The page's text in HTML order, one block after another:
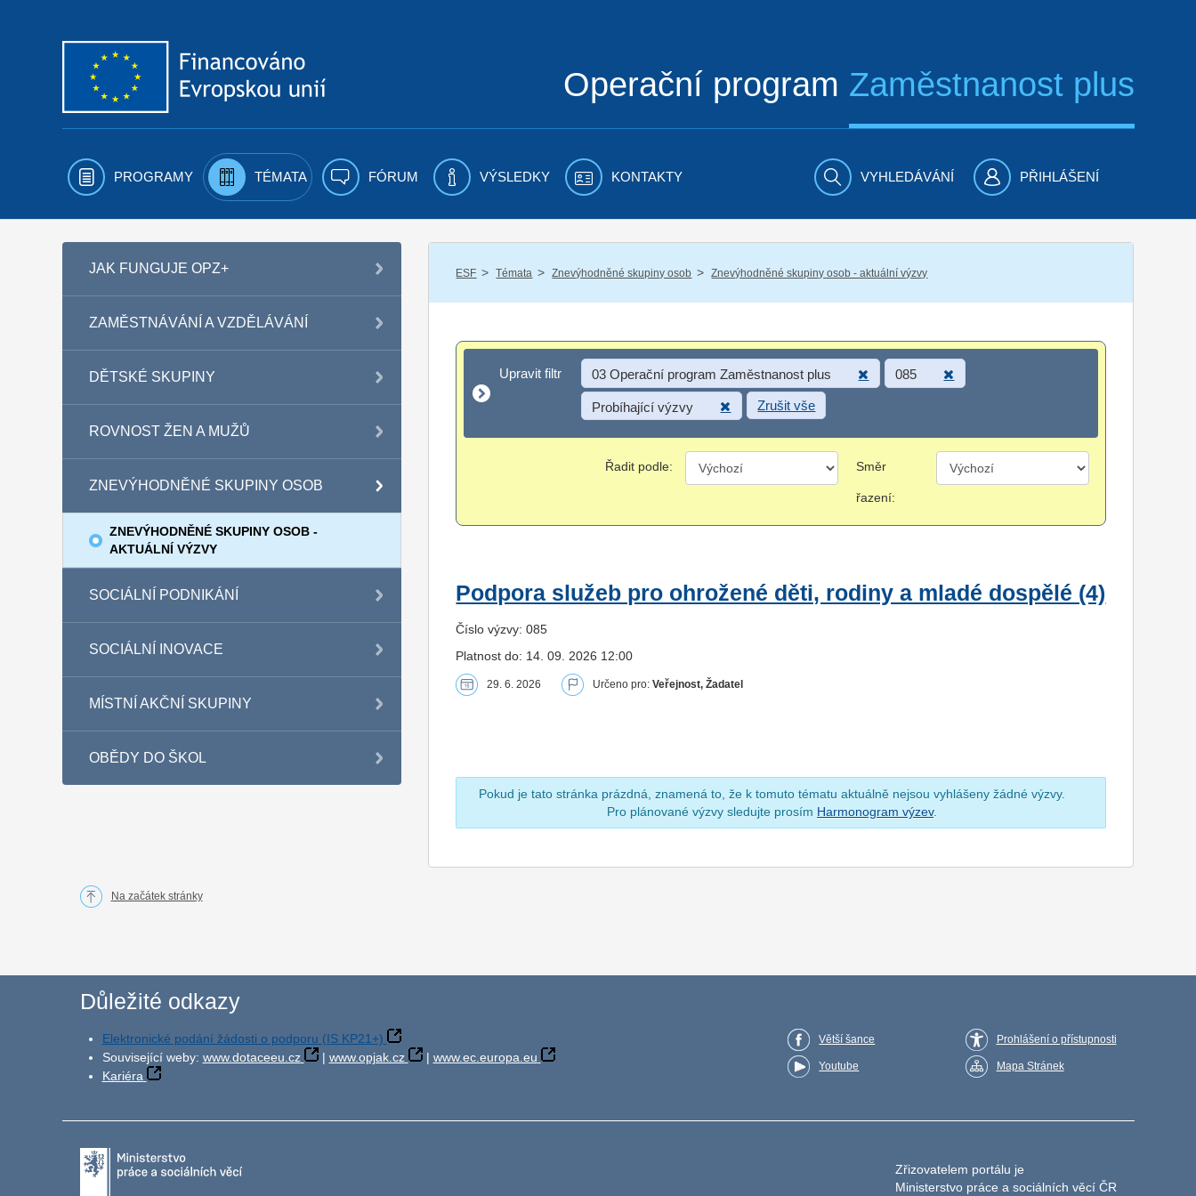
Operační program Zaměstnanost plus
PROGRAMY TÉMATA FÓRUM VÝSLEDKY KONTAKTY VYHLEDÁVÁNÍ PŘIHLÁŠENÍ
JAK FUNGUJE OPZ+
ZAMĚSTNÁVÁNÍ A VZDĚLÁVÁNÍ
DĚTSKÉ SKUPINY
ROVNOST ŽEN A MUŽŮ
ZNEVÝHODNĚNÉ SKUPINY OSOB
ZNEVÝHODNĚNÉ SKUPINY OSOB -
AKTUÁLNÍ VÝZVY
SOCIÁLNÍ PODNIKÁNÍ
SOCIÁLNÍ INOVACE
MÍSTNÍ AKČNÍ SKUPINY
OBĚDY DO ŠKOL
ESF / Témata / Znevýhodněné skupiny osob / Znevýhodněné skupiny osob - aktuální výzvy
Upravit filtr
Upravit filtr 03 Operační program Zaměstnanost plus 085
Probíhající výzvy Zrušit vše
Řadit podle: Směr
řazení:
Podpora služeb pro ohrožené děti, rodiny a mladé dospělé (4)
Číslo výzvy: 085
Platnost do: 14. 09. 2026 12:00
29. 6. 2026 Určeno pro:Veřejnost, Žadatel
Pokud je tato stránka prázdná, znamená to, že k tomuto tématu aktuálně nejsou vyhlášeny žádné výzvy.
Pro plánované výzvy sledujte prosím Harmonogram výzev.
Na začátek stránky
Důležité odkazy
Elektronické podání žádosti o podporu (IS KP21+)
Související weby: www.dotaceeu.cz | www.opjak.cz | www.ec.europa.eu
Kariéra
Větší šance
Youtube
Prohlášení o přístupnosti
Mapa Stránek
Zřizovatelem portálu je
Ministerstvo práce a sociálních věcí ČR